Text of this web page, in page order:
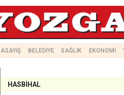
ASAYİŞ BELEDİYE SAĞLIK EKONOMİ
HASBİHAL